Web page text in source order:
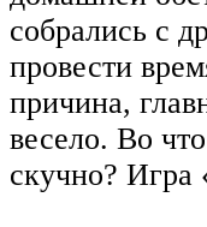
собрались с
провести
причина,
весело. Во
скучно? Игра